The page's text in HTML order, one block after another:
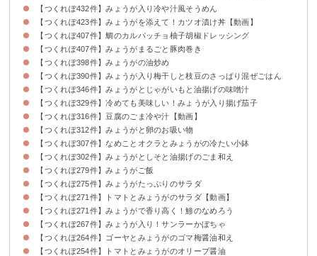
【つくれぽ432件】みょうが入り冷や汁風そうめん
【つくれぽ423件】みょうがを添えて！カツオ漬け丼【動画】
【つくれぽ407件】鯛のカルパッチョ柚子胡椒ドレッシング
【つくれぽ407件】みょうがまるごと豚肉巻き
【つくれぽ398件】みょうがの油炒め
【つくれぽ390件】みょうが入り梅干しと枝豆のさっぱり混ぜごはん
【つくれぽ346件】みょうがとじゃがいもと油揚げの味噌汁
【つくれぽ329件】冷めても美味しい！みょうが入り揚げ茄子
【つくれぽ316件】豆腐のごま冷や汁【動画】
【つくれぽ312件】みょうがと卵のお吸い物
【つくれぽ307件】なめことオクラとみょうがの冷たい小鉢
【つくれぽ302件】みょうがとしそと油揚げのごま和え
【つくれぽ279件】みょうがご飯
【つくれぽ275件】みょうがたっぷりのサラダ
【つくれぽ271件】トマトとみょうがのサラダ【動画】
【つくれぽ271件】みょうがで香り高く！鯵のなめろう
【つくれぽ267件】みょうが入り！サンラーかぼちゃ
【つくれぽ264件】ゴーヤとみょうがのゴマ梅醤油和え
【つくれぽ254件】トマトとみょうがのオリーブ醤油